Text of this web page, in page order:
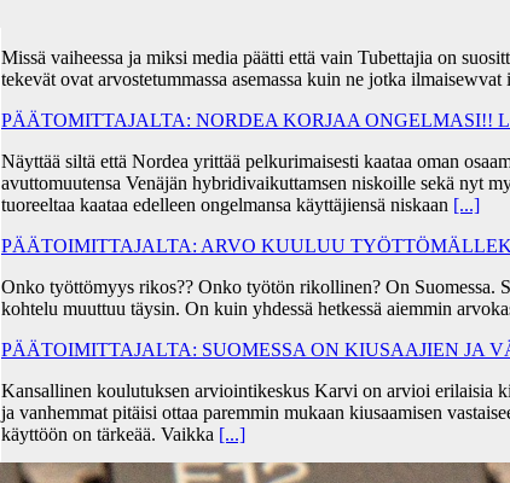
Missä vaiheessa ja miksi media päätti että vain Tubettajia on
tekevät ovat arvostetummassa asemassa kuin ne jotka
PÄÄTOMITTAJALTA: NORDEA KORJAA ONGELMASI!!
Näyttää siltä että Nordea yrittää pelkurimaisesti kaataa oman
avuttomuutensa Venäjän hybridivaikuttamsen niskoille sekä nyt
tuoreeltaa kaataa edelleen ongelmansa käyttäjiensä niskaan [...]
PÄÄTOIMITTAJALTA: ARVO KUULUU
Onko työttömyys rikos?? Onko työtön rikollinen? On Suomessa.
kohtelu muuttuu täysin. On kuin yhdessä hetkessä aiemmin
PÄÄTOIMITTAJALTA: SUOMESSA ON KIUSAAJIEN JA
Kansallinen koulutuksen arviointikeskus Karvi on arvioi erilaisia
ja vanhemmat pitäisi ottaa paremmin mukaan kiusaamisen
käyttöön on tärkeää. Vaikka [...]